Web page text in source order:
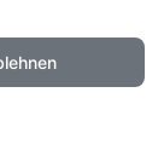
Impressum